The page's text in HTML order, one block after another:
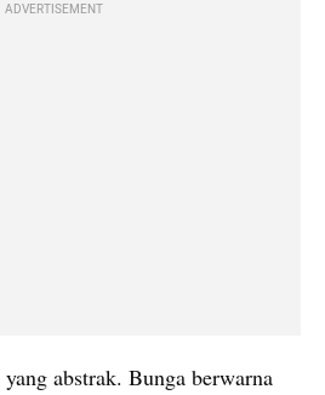
ADVERTISEMENT
abstrak. Bunga berwarna